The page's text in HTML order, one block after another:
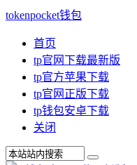
tokenpocket钱包
首页
tp官网下载最新版
tp官方苹果下载
tp官网正版下载
tp钱包安卓下载
关闭